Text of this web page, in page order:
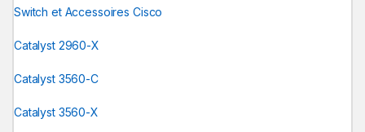
Switch et Accessoires Cisco
Catalyst 2960-X
Catalyst 3560-C
Catalyst 3560-X